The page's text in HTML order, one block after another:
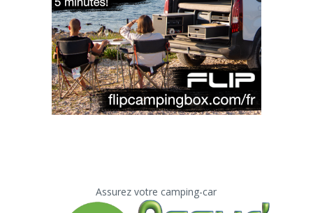
Assurez votre camping-car